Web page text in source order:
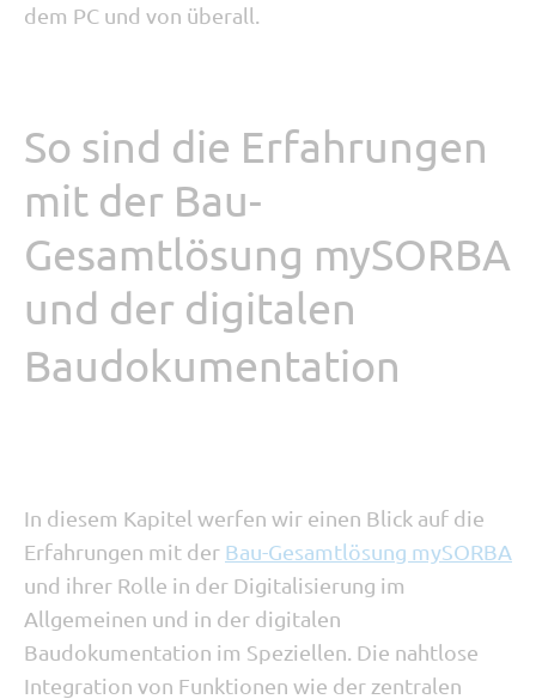
dem PC und von überall.
So sind die Erfahrungen
mit der Bau-
Gesamtlösung mySORBA
und der digitalen
Baudokumentation
In diesem Kapitel werfen wir einen Blick auf die
Erfahrungen mit der Bau-Gesamtlösung mySORBA
und ihrer Rolle in der Digitalisierung im
Allgemeinen und in der digitalen
Baudokumentation im Speziellen. Die nahtlose
Integration von Funktionen wie der zentralen